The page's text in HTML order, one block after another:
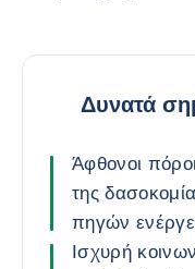
Δυνατά
Άφθονοι
της
πηγών
Ισχυρή